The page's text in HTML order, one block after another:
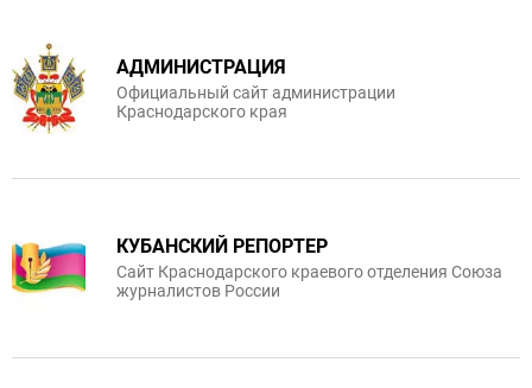
АДМИНИСТРАЦИЯ
Официальный сайт администрации
Краснодарского края
КУБАНСКИЙ РЕПОРТЕР
Сайт Краснодарского краевого отделения Союза
журналистов России